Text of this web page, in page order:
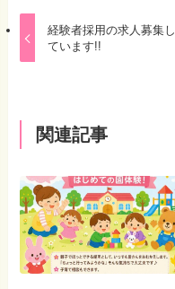
経験者採用の求人募集し
ています!!
関連記事